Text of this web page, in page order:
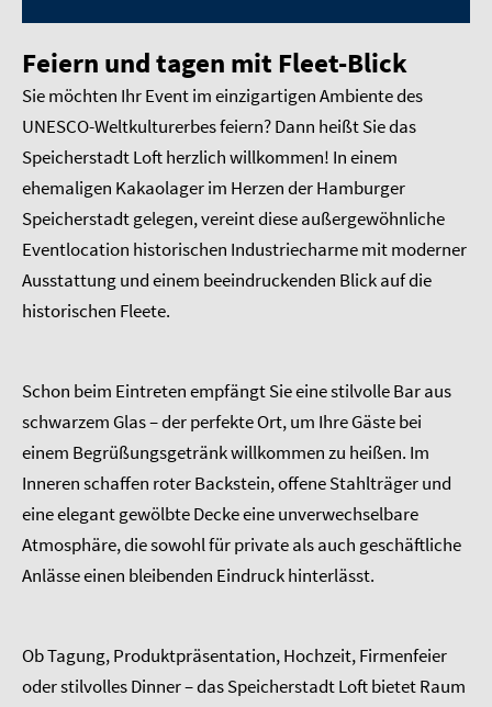
Feiern und tagen mit Fleet-Blick
Sie möchten Ihr Event im einzigartigen Ambiente des
UNESCO-Weltkulturerbes feiern? Dann heißt Sie das
Speicherstadt Loft herzlich willkommen! In einem
ehemaligen Kakaolager im Herzen der Hamburger
Speicherstadt gelegen, vereint diese außergewöhnliche
Eventlocation historischen Industriecharme mit moderner
Ausstattung und einem beeindruckenden Blick auf die
historischen Fleete.
Schon beim Eintreten empfängt Sie eine stilvolle Bar aus
schwarzem Glas – der perfekte Ort, um Ihre Gäste bei
einem Begrüßungsgetränk willkommen zu heißen. Im
Inneren schaffen roter Backstein, offene Stahlträger und
eine elegant gewölbte Decke eine unverwechselbare
Atmosphäre, die sowohl für private als auch geschäftliche
Anlässe einen bleibenden Eindruck hinterlässt.
Ob Tagung, Produktpräsentation, Hochzeit, Firmenfeier
oder stilvolles Dinner – das Speicherstadt Loft bietet Raum